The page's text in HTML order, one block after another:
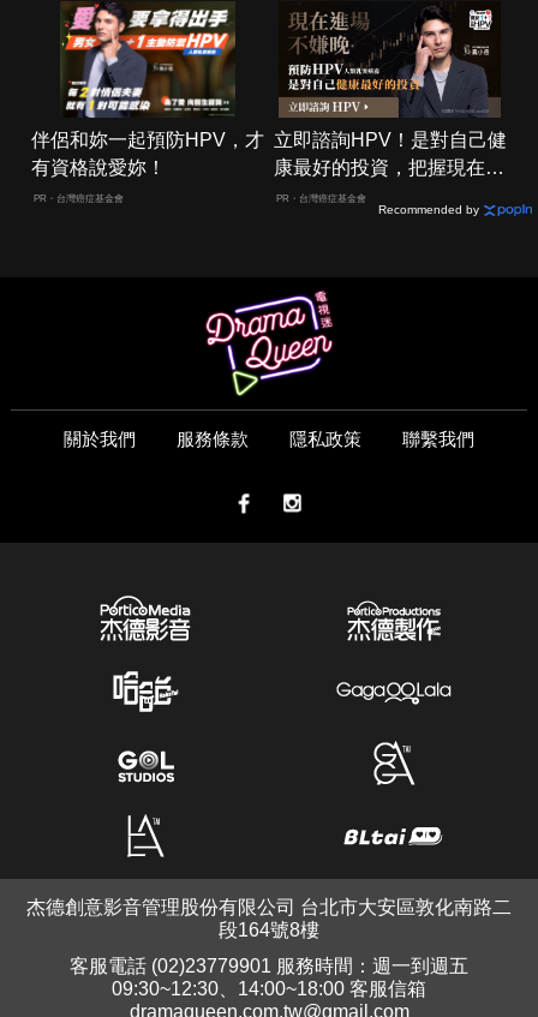
伴侶和妳一起預防HPV，才
有資格說愛妳！
PR・台灣癌症基金會
立即諮詢HPV！是對自己健
康最好的投資，把握現在不
嫌晚！
PR・台灣癌症基金會
Recommended by
關於我們 服務條款 隱私政策 聯繫我們
杰德創意影音管理股份有限公司 台北市大安區敦化南路二
段164號8樓
客服電話 (02)23779901 服務時間：週一到週五
09:30~12:30、14:00~18:00 客服信箱
dramaqueen.com.tw@gmail.com